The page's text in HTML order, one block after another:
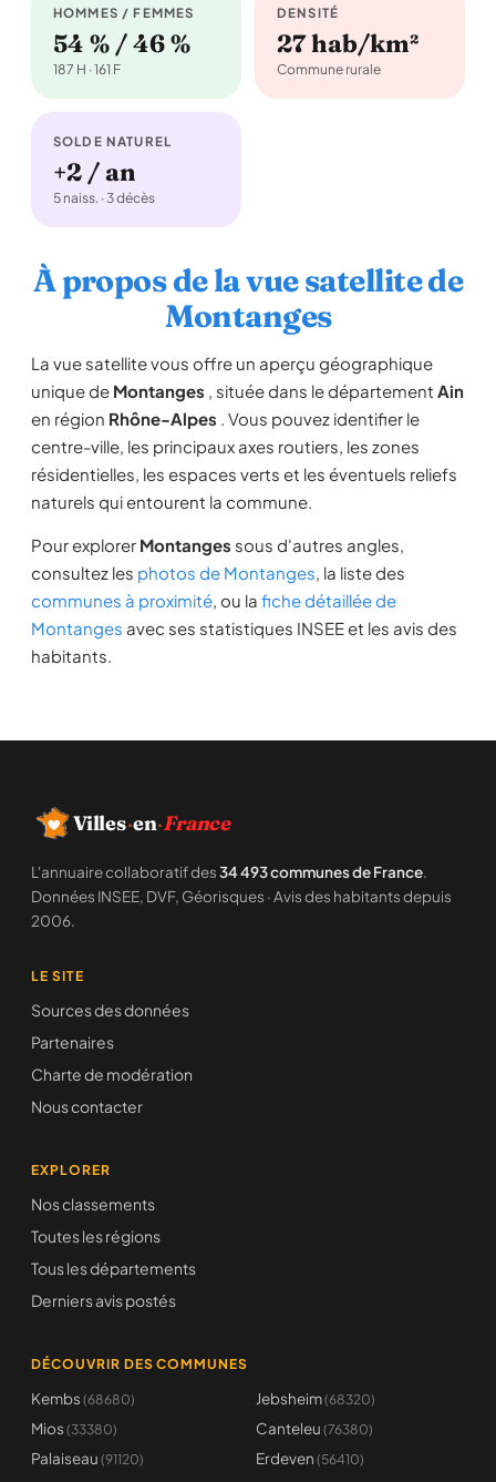
HOMMES / FEMMES
54 % / 46 %
187 H · 161 F
DENSITÉ
27 hab/km²
Commune rurale
SOLDE NATUREL
+2 / an
5 naiss. · 3 décès
À propos de la vue satellite de
Montanges
La vue satellite vous offre un aperçu géographique
unique de Montanges , située dans le département Ain
en région Rhône-Alpes . Vous pouvez identifier le
centre-ville, les principaux axes routiers, les zones
résidentielles, les espaces verts et les éventuels reliefs
naturels qui entourent la commune.
Pour explorer Montanges sous d'autres angles,
consultez les photos de Montanges, la liste des
communes à proximité, ou la fiche détaillée de
Montanges avec ses statistiques INSEE et les avis des
habitants.
Villes·en·France
L'annuaire collaboratif des34 493 communes de France.
Données INSEE, DVF, Géorisques · Avis des habitants depuis
2006.
LE SITE
Sources des données
Partenaires
Charte de modération
Nous contacter
EXPLORER
Nos classements
Toutes les régions
Tous les départements
Derniers avis postés
DÉCOUVRIR DES COMMUNES
Kembs (68680) Jebsheim(68320)
Mios (33380) Canteleu (76380)
Palaiseau (91120) Erdeven (56410)